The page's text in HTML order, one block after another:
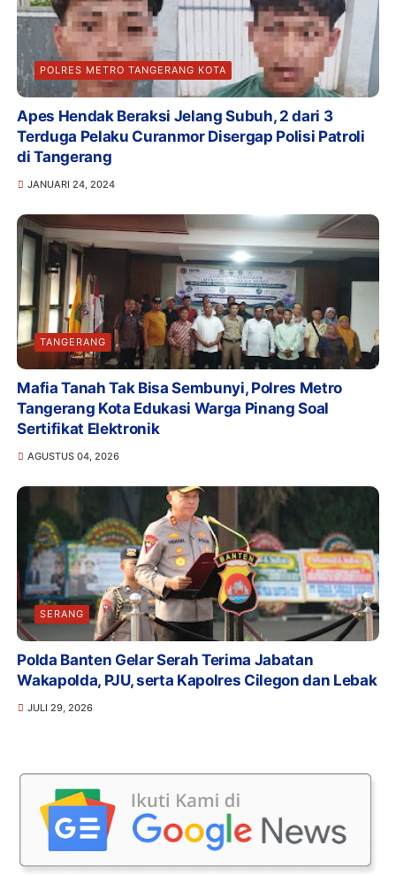
POLRES METRO TANGERANG KOTA
Apes Hendak Beraksi Jelang Subuh, 2 dari 3
Terduga Pelaku Curanmor Disergap Polisi Patroli
di Tangerang
JANUARI 24, 2024
TANGERANG
Mafia Tanah Tak Bisa Sembunyi, Polres Metro
Tangerang Kota Edukasi Warga Pinang Soal
Sertifikat Elektronik
AGUSTUS 04, 2026
SERANG
Polda Banten Gelar Serah Terima Jabatan
Wakapolda, PJU, serta Kapolres Cilegon dan Lebak
JULI 29, 2026